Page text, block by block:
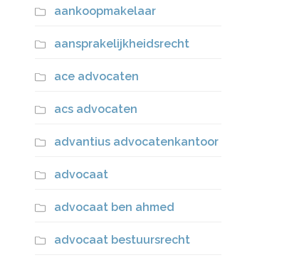
aankoopmakelaar
aansprakelijkheidsrecht
ace advocaten
acs advocaten
advantius advocatenkantoor
advocaat
advocaat ben ahmed
advocaat bestuursrecht